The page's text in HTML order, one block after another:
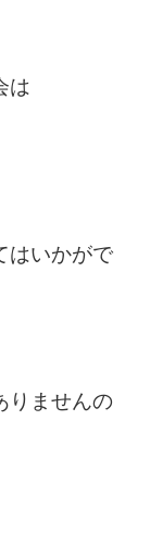
は
はいかがで
りませんの